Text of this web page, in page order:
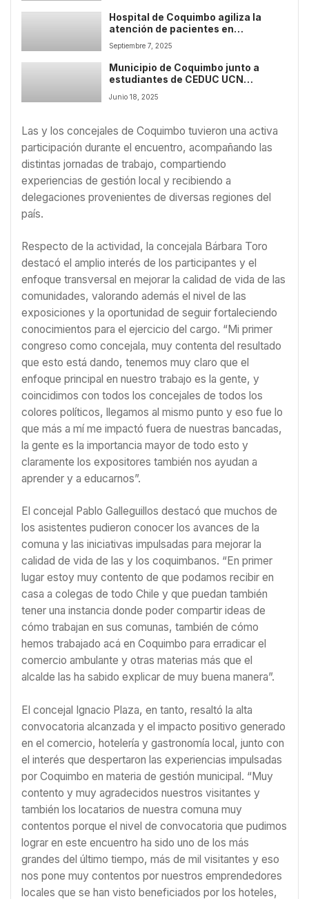
Hospital de Coquimbo agiliza la
atención de pacientes en
tratamiento anticoagulante con
innovador sistema POCT
Septiembre 7, 2025
Municipio de Coquimbo junto a
estudiantes de CEDUC UCN
impulsan operativo de limpieza en
sector Baquedano
Junio 18, 2025
Las y los concejales de Coquimbo tuvieron una activa
participación durante el encuentro, acompañando las
distintas jornadas de trabajo, compartiendo
experiencias de gestión local y recibiendo a
delegaciones provenientes de diversas regiones del
país.
Respecto de la actividad, la concejala Bárbara Toro
destacó el amplio interés de los participantes y el
enfoque transversal en mejorar la calidad de vida de las
comunidades, valorando además el nivel de las
exposiciones y la oportunidad de seguir fortaleciendo
conocimientos para el ejercicio del cargo. “Mi primer
congreso como concejala, muy contenta del resultado
que esto está dando, tenemos muy claro que el
enfoque principal en nuestro trabajo es la gente, y
coincidimos con todos los concejales de todos los
colores políticos, llegamos al mismo punto y eso fue lo
que más a mí me impactó fuera de nuestras bancadas,
la gente es la importancia mayor de todo esto y
claramente los expositores también nos ayudan a
aprender y a educarnos”.
El concejal Pablo Galleguillos destacó que muchos de
los asistentes pudieron conocer los avances de la
comuna y las iniciativas impulsadas para mejorar la
calidad de vida de las y los coquimbanos. “En primer
lugar estoy muy contento de que podamos recibir en
casa a colegas de todo Chile y que puedan también
tener una instancia donde poder compartir ideas de
cómo trabajan en sus comunas, también de cómo
hemos trabajado acá en Coquimbo para erradicar el
comercio ambulante y otras materias más que el
alcalde las ha sabido explicar de muy buena manera”.
El concejal Ignacio Plaza, en tanto, resaltó la alta
convocatoria alcanzada y el impacto positivo generado
en el comercio, hotelería y gastronomía local, junto con
el interés que despertaron las experiencias impulsadas
por Coquimbo en materia de gestión municipal. “Muy
contento y muy agradecidos nuestros visitantes y
también los locatarios de nuestra comuna muy
contentos porque el nivel de convocatoria que pudimos
lograr en este encuentro ha sido uno de los más
grandes del último tiempo, más de mil visitantes y eso
nos pone muy contentos por nuestros emprendedores
locales que se han visto beneficiados por los hoteles,